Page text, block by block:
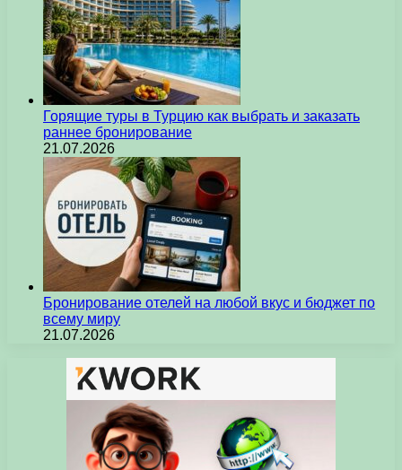
Горящие туры в Турцию как выбрать и заказать
раннее бронирование
21.07.2026
Бронирование отелей на любой вкус и бюджет по
всему миру
21.07.2026